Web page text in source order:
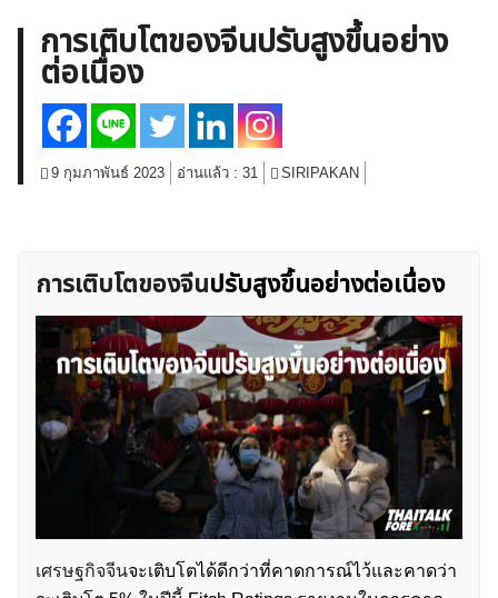
ค้นหา
สำหรับ:
ข่าวฟอเร็กซ์และสกุลเงิน คริปโตเคอร์เรนซี
ฟรีซิกแนล รายวัน
บทวิเคราะห์
เศรษฐกิจทั่วไป
สินค้าโภคภัณฑ์
โบรกเกอร์ FX
โปรโมชั่น Forex
กองทุน Forex
ฟรี EA
การเติบโตของจีนปรับสูงขึ้นอย่าง
ต่อเนื่อง
9 กุมภาพันธ์ 2023 อ่านแล้ว : 31 SIRIPAKAN
การเติบโตของจีนปรับสูงขึ้นอย่างต่อเนื่อง
เศรษฐกิจจีนจะเติบโตได้ดีกว่าที่คาดการณ์ไว้และคาดว่า